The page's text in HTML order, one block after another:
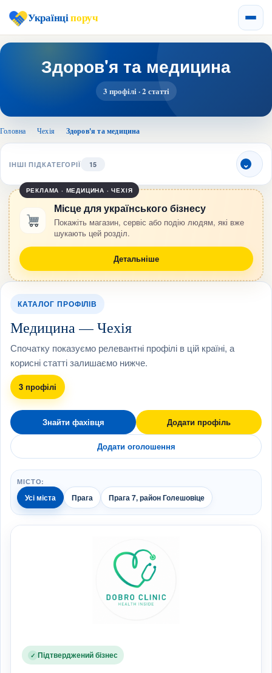
Українціпоруч
Здоров'я та медицина
3 профілі · 2 статті
Головна Чехія Здоров'я та медицина
ІНШІ ПІДКАТЕГОРІЇ 15
РЕКЛАМА · МЕДИЦИНА · ЧЕХІЯ
Місце для українського бізнесу
Покажіть магазин, сервіс або подію людям, які вже
шукають цей розділ.
Детальніше
КАТАЛОГ ПРОФІЛІВ
Медицина — Чехія
Спочатку показуємо релевантні профілі в цій країні, а
корисні статті залишаємо нижче.
3 профілі
Знайти фахівця Додати профіль
Додати оголошення
МІСТО:
Усі міста Прага Прага 7, район Голешовіце
✓ Підтверджений бізнес